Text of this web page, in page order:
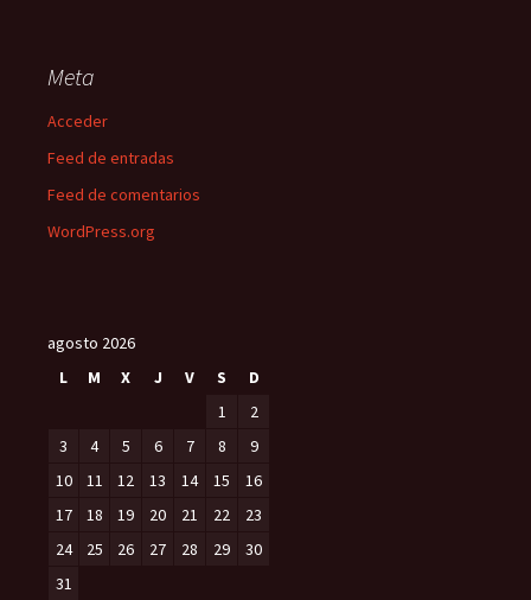
Meta
Acceder
Feed de entradas
Feed de comentarios
WordPress.org
agosto 2026
L
M X J V S
D
1
2
3
4 5 6 7 8
9
10
11 12 13 14 15
16
17
18 19 20 21 22
23
24
25 26 27 28 29
30
31